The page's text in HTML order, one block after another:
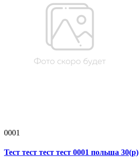
0001
Тест тест тест тест 0001 польша 30(р)